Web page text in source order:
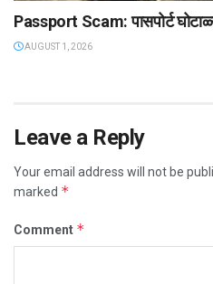
Passport Scam: पासपोर्ट
AUGUST 1, 2026
Leave a Reply
Your email address will not be
marked *
Comment *